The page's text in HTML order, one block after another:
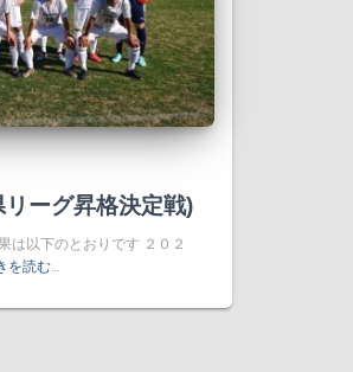
リーグ昇格決定戦)
は以下のとおりです ２０２
を読む…